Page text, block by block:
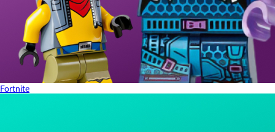
Fortnite